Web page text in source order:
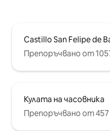
Castillo San Felipe de
Препоръчвано от
Кулата на часовника
Препоръчвано от